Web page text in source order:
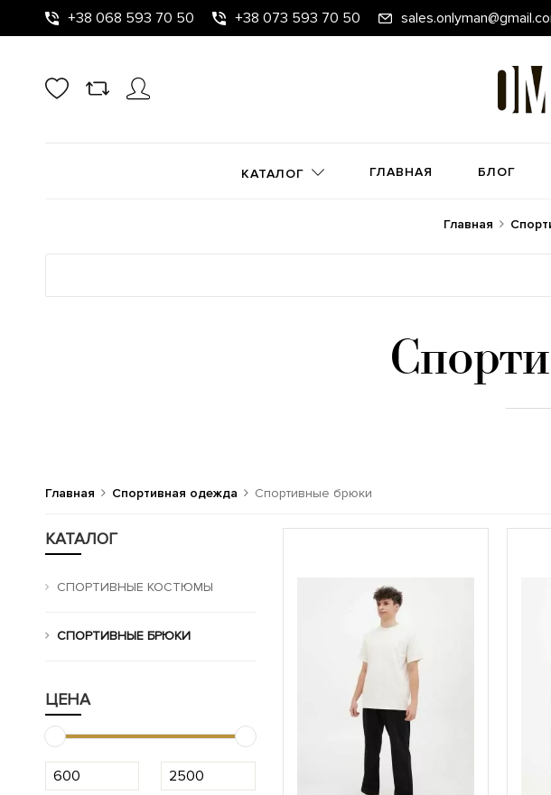
+38 068 593 70 50 +38 073 593 70 50
КАТАЛОГ ГЛАВНАЯ БЛОГ
Главная
Главная Спортивная одежда Спортивные брюки
КАТАЛОГ
СПОРТИВНЫЕ КОСТЮМЫ
СПОРТИВНЫЕ БРЮКИ
ЦЕНА